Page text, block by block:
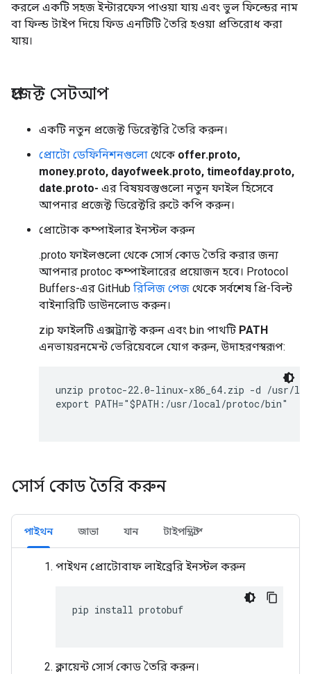
করলে একটি সহজ ইন্টারফেস পাওয়া যায় এবং ভুল ফিল্ডের নাম
বা ফিল্ড টাইপ দিয়ে ফিড এনটিটি তৈরি হওয়া প্রতিরোধ করা
যায়।
প্রজেক্ট সেটআপ
একটি নতুন প্রজেক্ট ডিরেক্টরি তৈরি করুন।
প্রোটো ডেফিনিশনগুলো থেকে offer.proto,
money.proto, dayofweek.proto, timeofday.proto,
date.proto- এর বিষয়বস্তুগুলো নতুন ফাইল হিসেবে
আপনার প্রজেক্ট ডিরেক্টরি রুটে কপি করুন।
প্রোটোক কম্পাইলার ইনস্টল করুন
.proto ফাইলগুলো থেকে সোর্স কোড তৈরি করার জন্য
আপনার protoc কম্পাইলারের প্রয়োজন হবে। Protocol
Buffers-এর GitHub রিলিজ পেজ থেকে সর্বশেষ প্রি-বিল্ট
বাইনারিটি ডাউনলোড করুন।
zip ফাইলটি এক্সট্র্যাক্ট করুন এবং bin পাথটি PATH
এনভায়রনমেন্ট ভেরিয়েবলে যোগ করুন, উদাহরণস্বরূপ:
unzip protoc-22.0-linux-x86_64.zip -d /usr/
export PATH="$PATH:/usr/local/protoc/bin"
সোর্স কোড তৈরি করুন
পাইথন জাভা যান টাইপস্ক্রিপ্ট
পাইথন প্রোটোবাফ লাইব্রেরি ইনস্টল করুন
pip install protobuf
ক্লায়েন্ট সোর্স কোড তৈরি করুন।